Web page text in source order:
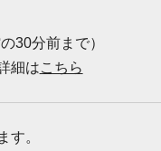
す。
30分前まで）
細はこちら